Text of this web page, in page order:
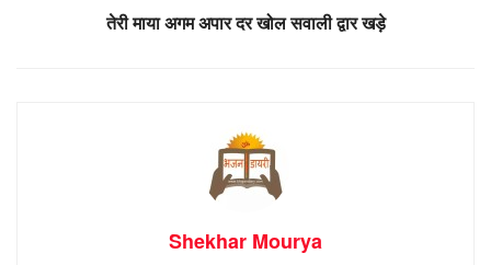
तेरी माया अगम अपार दर खोल सवाली द्वार खड़े
Shekhar Mourya